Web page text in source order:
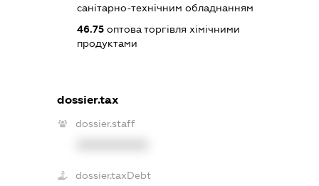
санітарно-технічним обладнанням
46.75 оптова торгівля хімічними
продуктами
dossier.tax
dossier.staff
dossier.taxDebt